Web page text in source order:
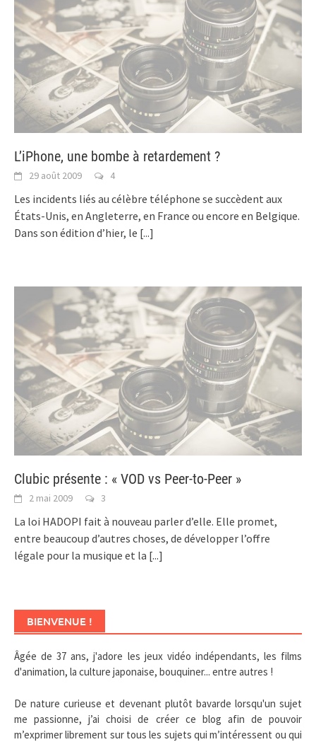
L’iPhone, une bombe à retardement ?
29 août 2009 4
Les incidents liés au célèbre téléphone se succèdent aux
États-Unis, en Angleterre, en France ou encore en Belgique.
Dans son édition d’hier, le [...]
Clubic présente : « VOD vs Peer-to-Peer »
2 mai 2009 3
La loi HADOPI fait à nouveau parler d’elle. Elle promet,
entre beaucoup d’autres choses, de développer l’offre
légale pour la musique et la [...]
BIENVENUE !
Âgée de 37 ans, j'adore les jeux vidéo indépendants, les films
d'animation, la culture japonaise, bouquiner... entre autres !
De nature curieuse et devenant plutôt bavarde lorsqu'un sujet
me passionne, j’ai choisi de créer ce blog afin de pouvoir
m’exprimer librement sur tous les sujets qui m’intéressent ou qui